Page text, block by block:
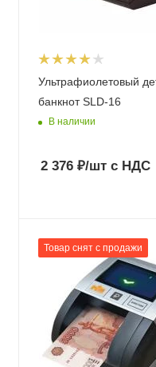
Ультрафиолетовый
банкнот SLD-16
В наличии
2 376 ₽/шт с НДС
Товар снят с продажи